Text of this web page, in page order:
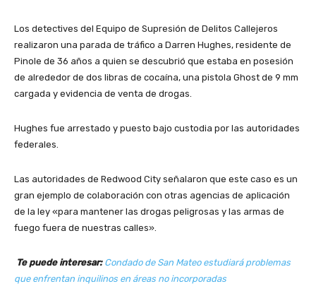
Los detectives del Equipo de Supresión de Delitos Callejeros
realizaron una parada de tráfico a Darren Hughes, residente de
Pinole de 36 años a quien se descubrió que estaba en posesión
de alrededor de dos libras de cocaína, una pistola Ghost de 9 mm
cargada y evidencia de venta de drogas.
Hughes fue arrestado y puesto bajo custodia por las autoridades
federales.
Las autoridades de Redwood City señalaron que este caso es un
gran ejemplo de colaboración con otras agencias de aplicación
de la ley «para mantener las drogas peligrosas y las armas de
fuego fuera de nuestras calles».
Te puede interesar: Condado de San Mateo estudiará problemas
que enfrentan inquilinos en áreas no incorporadas